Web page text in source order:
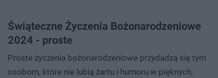
Świąteczne Życzenia Bożonarodzeniowe
2024 - proste
Proste życzenia bożonarodzeniowe przydadzą się tym
osobom, które nie lubią żartu i humoru w pięknych,